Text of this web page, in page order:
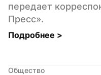
передает
Пресс».
Подробнее >
Общество